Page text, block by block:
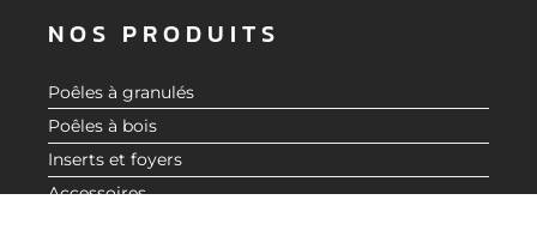
DEMANDER UN DEVIS
NOS PRODUITS
Poêles à granulés
Poêles à bois
Inserts et foyers
Accessoires